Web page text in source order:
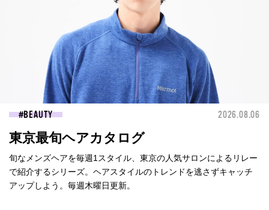
BEAUTY 2026.08.06
東京最旬ヘアカタログ
旬なメンズヘアを毎週1スタイル、東京の人気サロンによるリレー
で紹介するシリーズ。ヘアスタイルのトレンドを逃さずキャッチ
アップしよう。毎週木曜日更新。